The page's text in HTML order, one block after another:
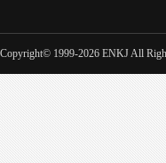
Copyright© 1999-2026 ENKJ All